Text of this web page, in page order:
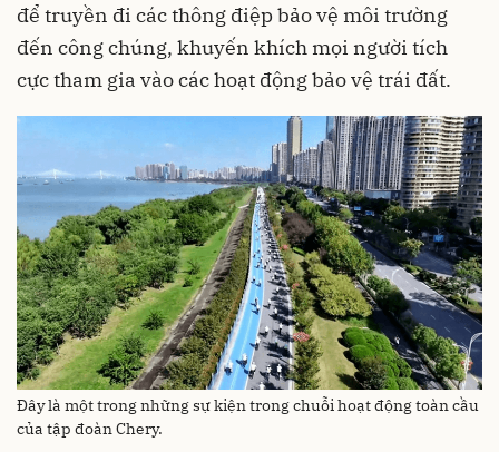
để truyền đi các thông điệp bảo vệ môi trường
đến công chúng, khuyến khích mọi người tích
cực tham gia vào các hoạt động bảo vệ trái đất.
Đây là một trong những sự kiện trong chuỗi hoạt động toàn cầu
của tập đoàn Chery.